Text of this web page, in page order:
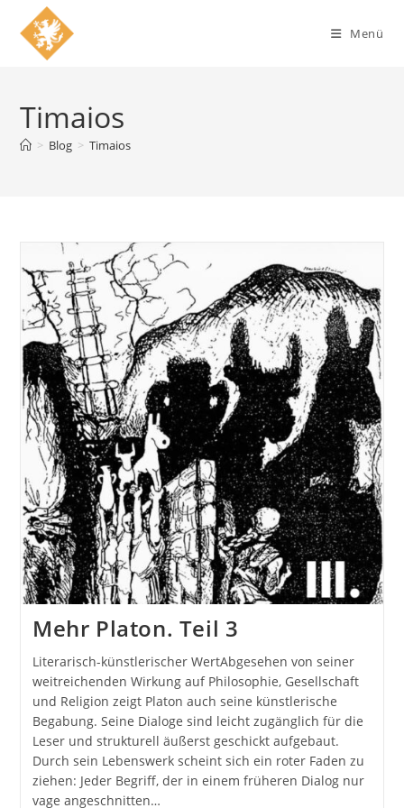
Inhalt
springen
Menü
Timaios
> Blog > Timaios
Mehr Platon. Teil 3
Literarisch-künstlerischer WertAbgesehen von seiner
weitreichenden Wirkung auf Philosophie, Gesellschaft
und Religion zeigt Platon auch seine künstlerische
Begabung. Seine Dialoge sind leicht zugänglich für die
Leser und strukturell äußerst geschickt aufgebaut.
Durch sein Lebenswerk scheint sich ein roter Faden zu
ziehen: Jeder Begriff, der in einem früheren Dialog nur
vage angeschnitten…